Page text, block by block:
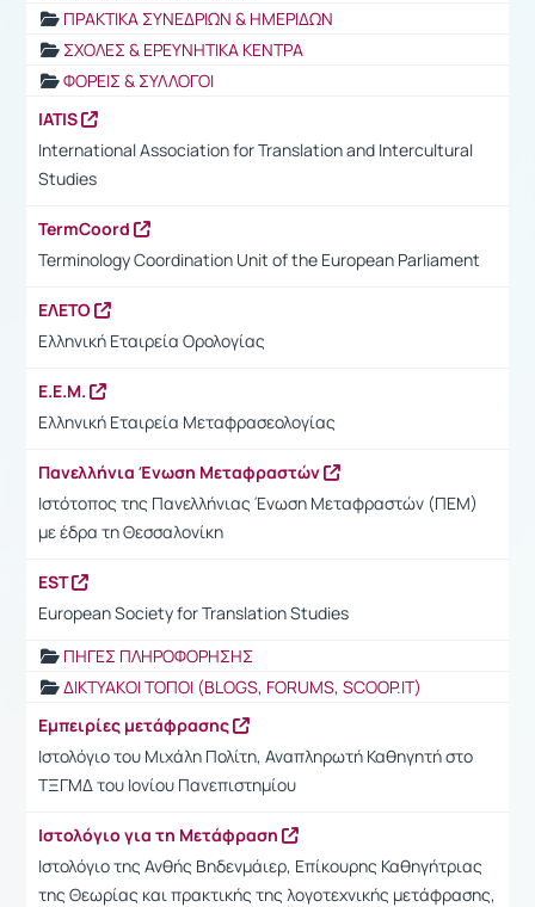
ΠΡΑΚΤΙΚΑ ΣΥΝΕΔΡΙΩΝ & ΗΜΕΡΙΔΩΝ
ΣΧΟΛΕΣ & ΕΡΕΥΝΗΤΙΚΑ ΚΕΝΤΡΑ
ΦΟΡΕΙΣ & ΣΥΛΛΟΓΟΙ
IATIS
International Association for Translation and Intercultural
Studies
TermCoord
Terminology Coordination Unit of the European Parliament
ΕΛΕΤΟ
Ελληνική Εταιρεία Ορολογίας
Ε.Ε.Μ.
Ελληνική Εταιρεία Μεταφρασεολογίας
Πανελλήνια Ένωση Μεταφραστών
Ιστότοπος της Πανελλήνιας Ένωση Μεταφραστών (ΠΕΜ)
με έδρα τη Θεσσαλονίκη
EST
European Society for Translation Studies
ΠΗΓΕΣ ΠΛΗΡΟΦΟΡΗΣΗΣ
ΔΙΚΤΥΑΚΟΙ ΤΟΠΟΙ (BLOGS, FORUMS, SCOOP.IT)
Εμπειρίες μετάφρασης
Ιστολόγιο του Μιχάλη Πολίτη, Αναπληρωτή Καθηγητή στο
ΤΞΓΜΔ του Ιονίου Πανεπιστημίου
Ιστολόγιο για τη Μετάφραση
Ιστολόγιο της Ανθής Βηδενμάιερ, Επίκουρης Καθηγήτριας
της Θεωρίας και πρακτικής της λογοτεχνικής μετάφρασης,